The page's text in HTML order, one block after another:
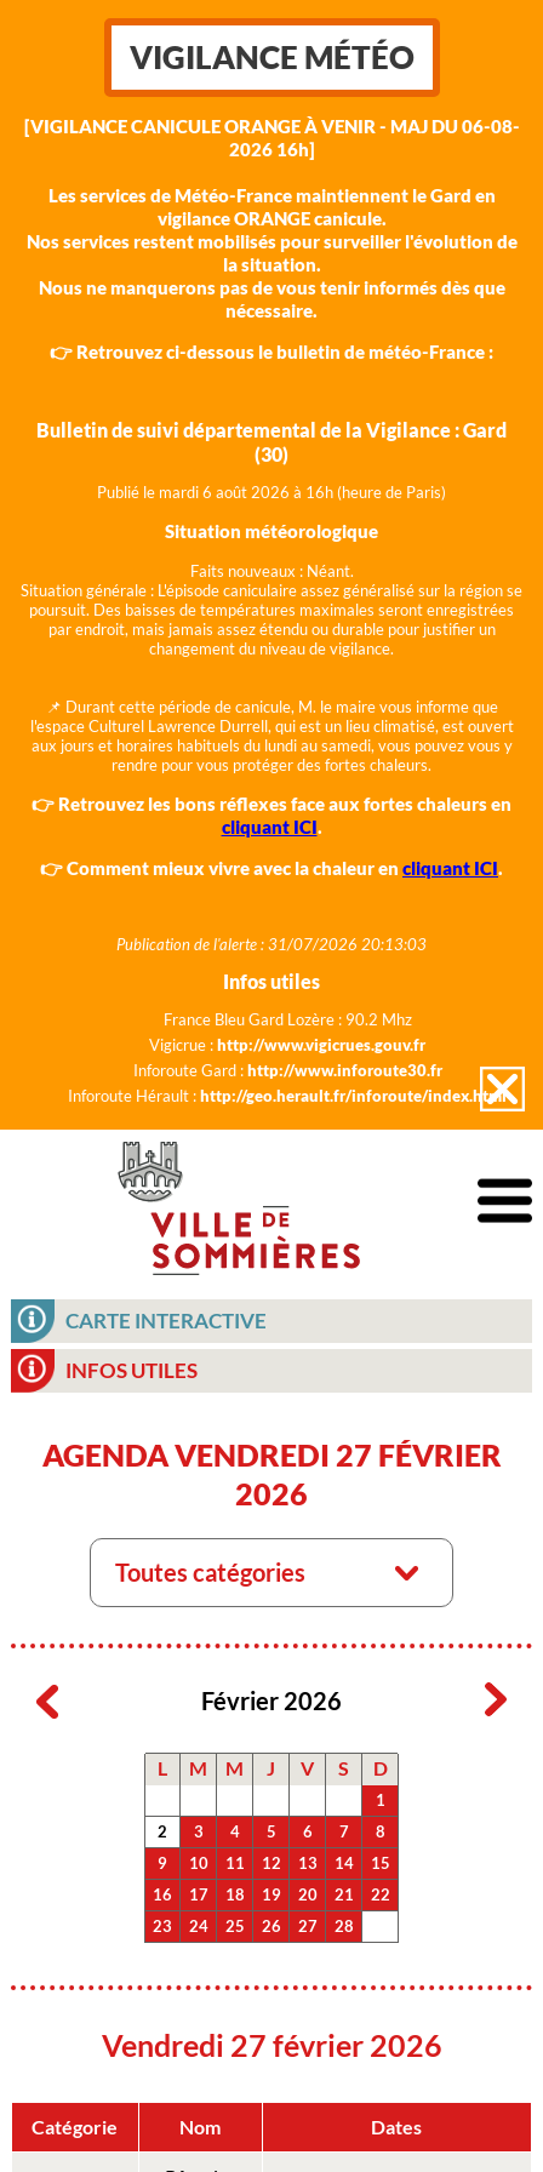
VIGILANCE MÉTÉO
[VIGILANCE CANICULE ORANGE À VENIR - MAJ DU 06-08-
2026 16h]
Les services de Météo-France maintiennent le Gard en
vigilance ORANGE canicule.
Nos services restent mobilisés pour surveiller l'évolution de
la situation.
Nous ne manquerons pas de vous tenir informés dès que
nécessaire.
👉 Retrouvez ci-dessous le bulletin de météo-France :
Bulletin de suivi départemental de la Vigilance : Gard
(30)
Publié le mardi 6 août 2026 à 16h (heure de Paris)
Situation météorologique
Faits nouveaux : Néant.
Situation générale : L'épisode caniculaire assez généralisé sur la région se
poursuit. Des baisses de températures maximales seront enregistrées
par endroit, mais jamais assez étendu ou durable pour justifier un
changement du niveau de vigilance.
📌 Durant cette période de canicule, M. le maire vous informe que
l'espace Culturel Lawrence Durrell, qui est un lieu climatisé, est ouvert
aux jours et horaires habituels du lundi au samedi, vous pouvez vous y
rendre pour vous protéger des fortes chaleurs.
👉 Retrouvez les bons réflexes face aux fortes chaleurs en
cliquant ICI.
👉 Comment mieux vivre avec la chaleur en cliquant ICI.
Publication de l'alerte : 31/07/2026 20:13:03
Infos utiles
France Bleu Gard Lozère : 90.2 Mhz
Vigicrue :http://www.vigicrues.gouv.fr
Inforoute Gard :http://www.inforoute30.fr
Inforoute Hérault :http://geo.herault.fr/inforoute/index.html
CARTE INTERACTIVE
INFOS UTILES
AGENDA VENDREDI 27 FÉVRIER
2026
Toutes catégories
Février 2026
L M M J V S D
1
2
3 4 5 6 7
8
9
10 11 12 13 14
15
16
17 18 19 20 21
22
23
24 25 26 27 28
Vendredi 27 février 2026
Catégorie Nom Dates